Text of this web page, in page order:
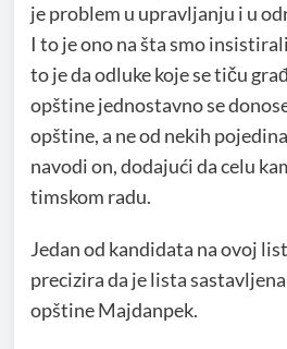
je problem u upravljanju i u
I to je ono na šta smo
to je da odluke koje se tiču
opštine jednostavno se
opštine, a ne od nekih
navodi on, dodajući da celu
timskom radu.
Jedan od kandidata na ovoj
precizira da je lista
opštine Majdanpek.